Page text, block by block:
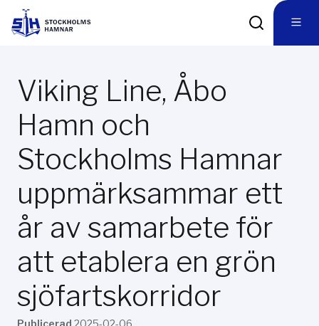
Viking Line, Åbo
Hamn och
Stockholms Hamnar
uppmärksammar ett
år av samarbete för
att etablera en grön
sjöfartskorridor
Publicerad 2025-02-06